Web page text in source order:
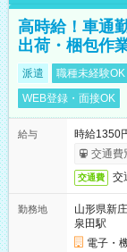
高時給！車通
出荷・梱包作
派遣 職種未経験OK
WEB登録・面接OK
給与
時給1350
交通費
交通費 交
勤務地
山形県新
泉田駅
電子・